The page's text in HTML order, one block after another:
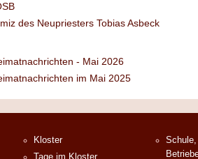
des Neupriesters Tobias Asbeck
- Mai 2026
im Mai 2025
Kloster
Tage im Kloster